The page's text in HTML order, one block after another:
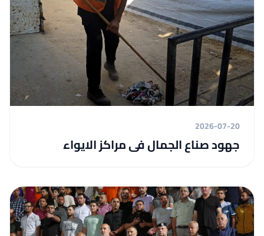
2026-07-20
جهود صناع الجمال فى مراكز الايواء